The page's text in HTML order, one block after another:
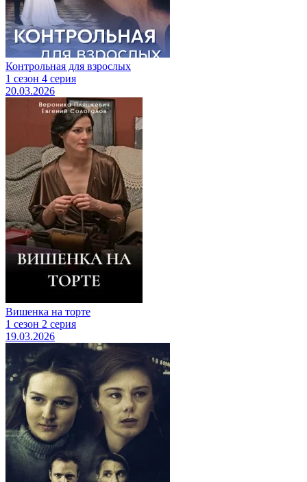
Контрольная для взрослых
1 сезон 4 серия
20.03.2026
Вишенка на торте
1 сезон 2 серия
19.03.2026